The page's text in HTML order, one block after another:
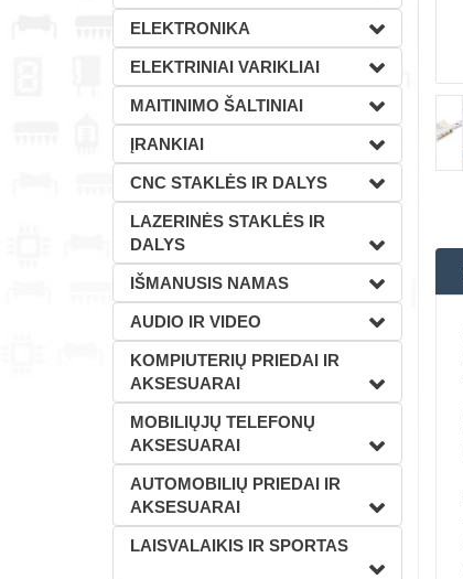
ELEKTRONIKA
ELEKTRINIAI VARIKLIAI
MAITINIMO ŠALTINIAI
ĮRANKIAI
CNC STAKLĖS IR DALYS
LAZERINĖS STAKLĖS IR
DALYS
IŠMANUSIS NAMAS
AUDIO IR VIDEO
KOMPIUTERIŲ PRIEDAI IR
AKSESUARAI
MOBILIŲJŲ TELEFONŲ
AKSESUARAI
AUTOMOBILIŲ PRIEDAI IR
AKSESUARAI
LAISVALAIKIS IR SPORTAS